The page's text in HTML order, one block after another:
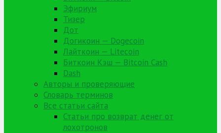
Эфириум
Тизер
Дот
Догикоин — Dogecoin
Лайткоин — Litecoin
Биткоин Кэш — Bitcoin Cash
Dash
Авторы и проверяющие
Словарь терминов
Все статьи сайта
Статьи про возврат денег от
лохотронов